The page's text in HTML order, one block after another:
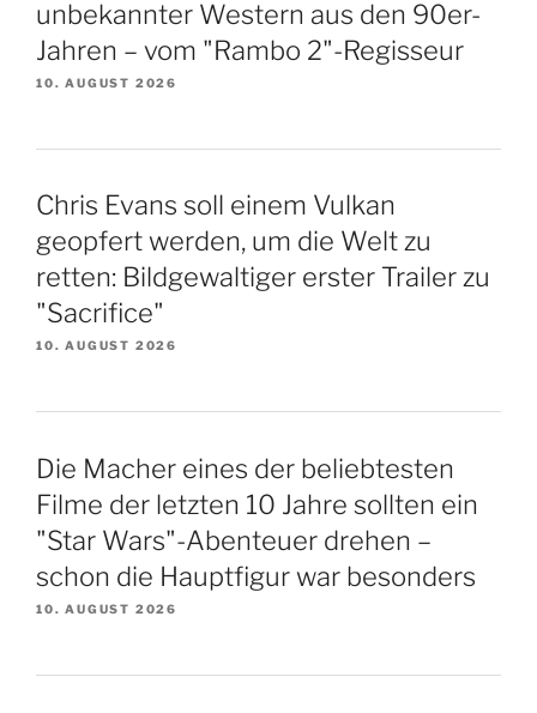
unbekannter Western aus den 90er-
Jahren – vom "Rambo 2"-Regisseur
10. AUGUST 2026
Chris Evans soll einem Vulkan
geopfert werden, um die Welt zu
retten: Bildgewaltiger erster Trailer zu
"Sacrifice"
10. AUGUST 2026
Die Macher eines der beliebtesten
Filme der letzten 10 Jahre sollten ein
"Star Wars"-Abenteuer drehen –
schon die Hauptfigur war besonders
10. AUGUST 2026